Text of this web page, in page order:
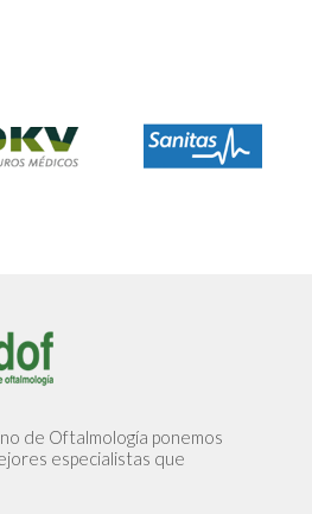
de Oftalmología ponemos
especialistas que